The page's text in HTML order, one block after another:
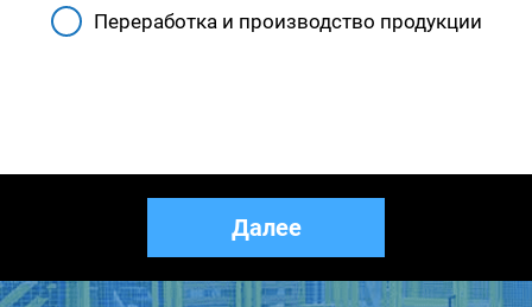
Переработка и производство продукции
Далее